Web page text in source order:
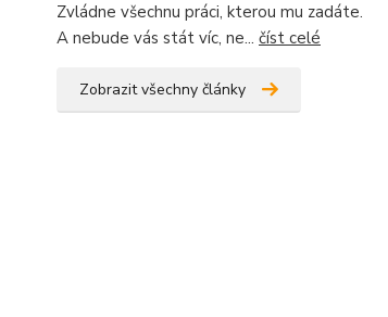
Zvládne všechnu práci, kterou mu zadáte.
A nebude vás stát víc, ne... číst celé
Zobrazit všechny články